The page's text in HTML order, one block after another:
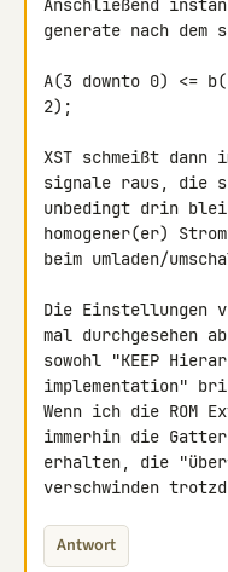
Anschließend
generate nach dem
A(3 downto 0) <=
2);
XST schmeißt
signale raus, die
unbedingt drin
homogener(er)
beim umladen/
Die Einstellungen
mal durchgesehen
sowohl "KEEP
implementation"
Wenn ich die ROM
immerhin die Gatter
erhalten, die
verschwinden
Antwort